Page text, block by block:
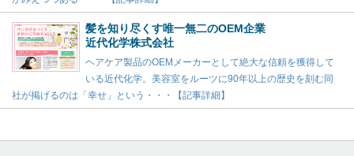
髪を知り尽くす唯一無二のOEM企業
近代化学株式会社
ヘアケア製品のOEMメーカーとして絶大な信頼を獲得して
いる近代化学。美容室をルーツに90年以上の歴史を刻む同
社が掲げるのは「幸せ」という・・・【記事詳細】